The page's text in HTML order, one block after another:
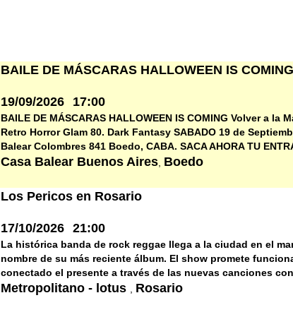
BAILE DE MÁSCARAS HALLOWEEN IS
19/09/2026 17:00
BAILE DE MÁSCARAS HALLOWEEN IS COMING Volver a la
Retro Horror Glam 80. Dark Fantasy SABADO 19 de
Balear Colombres 841 Boedo, CABA. SACA AHORA TU
Casa Balear Buenos Aires, Boedo
Los Pericos en Rosario
17/10/2026 21:00
La histórica banda de rock reggae llega a la ciudad en el
nombre de su más reciente álbum. El show promete
conectado el presente a través de las nuevas canciones
Metropolitano - lotus Rosario